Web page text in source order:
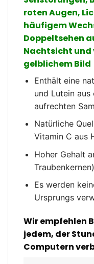
roten Augen,
häufigem
Doppeltsehen
Nachtsicht und
gelblichem Bild
Enthält eine
und Lutein aus
aufrechten
Natürliche
Vitamin C aus
Hoher Gehalt
Traubenkernen)
Es werden
Ursprungs
Wir empfehlen
jedem, der
Computern